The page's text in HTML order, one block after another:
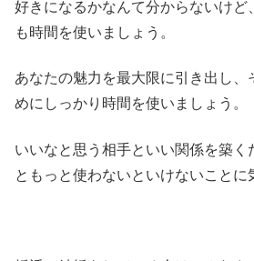
好きになるかなんて分からないけど
も時間を使いましょう。
あなたの魅力を最大限に引き出し、
めにしっかり時間を使いましょう。
いいなと思う相手といい関係を築く
ともっと使わないといけないことに